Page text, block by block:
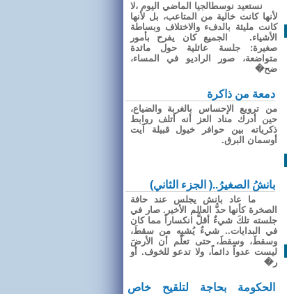
نستعيد نوسطالجيا الماضي اليوم ،لا
لأنها كانت خالية من المتاعب، بل لأنها
كانت مليئة بالدفء والاختلاف وبساطة
الأشياء. الجميع كان يفرح بأمور
صغيرة: جلسة عائلية حول مائدة
متواضعة، صور الراديو في المساء،
ضح�
دمعة من ذاكرة
من ترويع الإحساس بالغربة والضياع،
حين أدرك مناد العز أنه أتلف روابط
ذكرياته بين حوافر خيول قبيلة آيت
أوسمان البرق.
بانشُ الصغيرُ..( الجزء الثاني)
ما عاد بانش يجلس عند حافة
الصخرة كأنها حدُّ العالم الأخير. صار في
جلسته تلكَ شيءٌ أقلُّ انكساراً مما كان
في البدايات.. شيءٌ يُشبِه من سقطَ،
وسقطَ، وسقطَ، حتى تعلّم أن الأرضَ
ليست عدواً دائماً، ولا تدعو للخوف. أو
ر�
الحكومة بحاجة لتلقيح خاص